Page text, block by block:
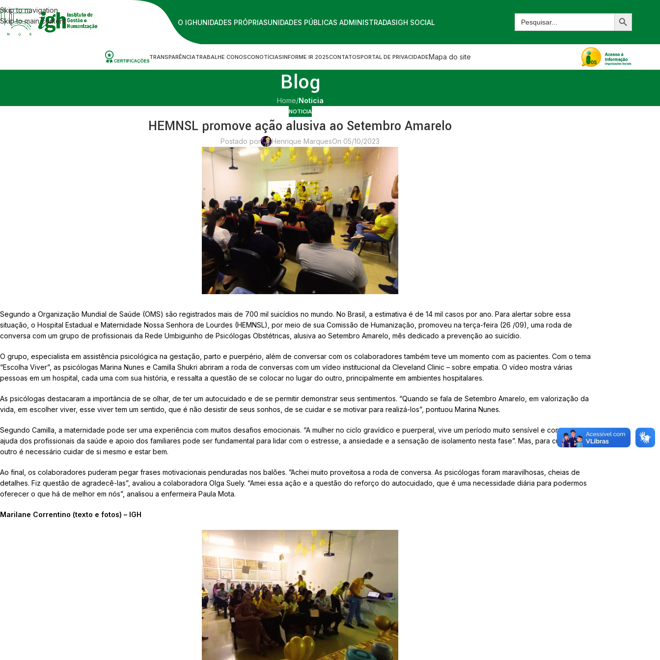
Skip to navigation
Skip to main content
O IGHUNIDADES PRÓPRIASUNIDADES PÚBLICAS ADMINISTRADASIGH SOCIAL
TRANSPARÊNCIATRABALHE CONOSCONOTÍCIASINFORME IR 2025CONTATOSPORTAL DE PRIVACIDADEMapa do site
Blog
Home/Noticia
NOTICIA
HEMNSL promove ação alusiva ao Setembro Amarelo
Postado por Henrique MarquesOn 05/10/2023
Segundo a Organização Mundial de Saúde (OMS) são registrados mais de 700 mil suicídios no mundo. No Brasil, a estimativa é de 14 mil casos por ano. Para alertar sobre essa
situação, o Hospital Estadual e Maternidade Nossa Senhora de Lourdes (HEMNSL), por meio de sua Comissão de Humanização, promoveu na terça-feira (26 /09), uma roda de
conversa com um grupo de profissionais da Rede Umbiguinho de Psicólogas Obstétricas, alusiva ao Setembro Amarelo, mês dedicado a prevenção ao suicídio.
O grupo, especialista em assistência psicológica na gestação, parto e puerpério, além de conversar com os colaboradores também teve um momento com as pacientes. Com o tema
“Escolha Viver”, as psicólogas Marina Nunes e Camilla Shukri abriram a roda de conversas com um vídeo institucional da Cleveland Clinic – sobre empatia. O vídeo mostra várias
pessoas em um hospital, cada uma com sua história, e ressalta a questão de se colocar no lugar do outro, principalmente em ambientes hospitalares.
As psicólogas destacaram a importância de se olhar, de ter um autocuidado e de se permitir demonstrar seus sentimentos. “Quando se fala de Setembro Amarelo, em valorização da
vida, em escolher viver, esse viver tem um sentido, que é não desistir de seus sonhos, de se cuidar e se motivar para realizá-los”, pontuou Marina Nunes.
Segundo Camilla, a maternidade pode ser uma experiência com muitos desafios emocionais. “A mulher no ciclo gravídico e puerperal, vive um período muito sensível e contar com a
ajuda dos profissionais da saúde e apoio dos familiares pode ser fundamental para lidar com o estresse, a ansiedade e a sensação de isolamento nesta fase”. Mas, para cuidar do
outro é necessário cuidar de si mesmo e estar bem.
Ao final, os colaboradores puderam pegar frases motivacionais penduradas nos balões. ”Achei muito proveitosa a roda de conversa. As psicólogas foram maravilhosas, cheias de
detalhes. Fiz questão de agradecê-las”, avaliou a colaboradora Olga Suely. “Amei essa ação e a questão do reforço do autocuidado, que é uma necessidade diária para podermos
oferecer o que há de melhor em nós”, analisou a enfermeira Paula Mota.
Marilane Correntino (texto e fotos) – IGH